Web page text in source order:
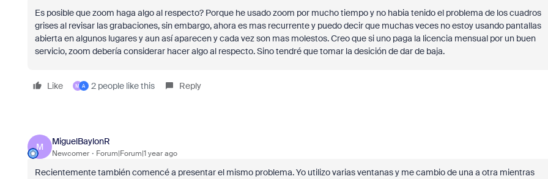
Es posible que zoom haga algo al respecto? Porque he usado zoom por mucho tiempo y no habia tenido el problema de los cuadros
grises al revisar las grabaciones, sin embargo, ahora es mas recurrente y puedo decir que muchas veces no estoy usando pantallas
abierta en algunos lugares y aun así aparecen y cada vez son mas molestos. Creo que si uno paga la licencia mensual por un buen
servicio, zoom debería considerar hacer algo al respecto. Sino tendré que tomar la desición de dar de baja.
Like M A 2 people like this Reply
M
MiguelBaylonR
Newcomer Forum|Forum|1 year ago
Recientemente también comencé a presentar el mismo problema. Yo utilizo varias ventanas y me cambio de una a otra mientras